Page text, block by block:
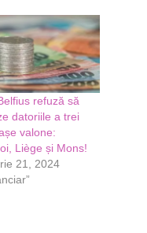
refuză să
datoriile a trei
valone:
Liège și Mons!
21, 2024